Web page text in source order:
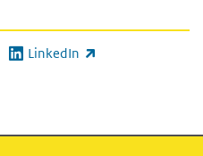
LinkedIn
(externe link)